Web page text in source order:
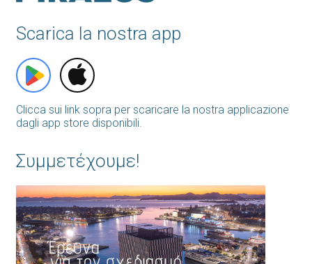
Scarica la nostra app
Clicca sui link sopra per scaricare la nostra applicazione
dagli app store disponibili.
Συμμετέχουμε!